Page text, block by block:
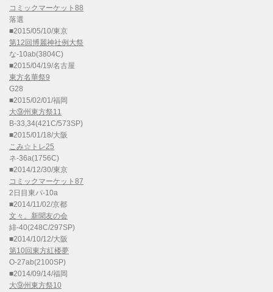
コミックマーケット88
落選
■2015/05/10/東京
第12回博麗神社例大祭
な-10ab(3804C)
■2015/04/19/名古屋
東方名華祭9
G28
■2015/02/01/福岡
大⑨州東方祭11
B-33,34(421C/573SP)
■2015/01/18/大阪
こみ☆トレ25
ネ-36a(1756C)
■2014/12/30/東京
コミックマーケット87
2日目東パ-10a
■2014/11/02/京都
文々。新聞友の会
緋-40(248C/297SP)
■2014/10/12/大阪
第10回東方紅楼夢
O-27ab(2100SP)
■2014/09/14/福岡
大⑨州東方祭10